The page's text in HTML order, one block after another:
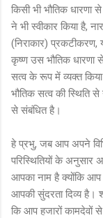
किसी भी भौतिक धारणा
ने भी स्वीकार किया है,
(निराकार) प्रकटीकरण,
कृष्ण उस भौतिक धारणा
सत्व के रूप में व्यक्त
भौतिक सत्व की स्थिति
से संबंधित है।
हे प्रभु, जब आप अपने
परिस्थितियों के
आपका नाम है क्योंकि आप
आपकी सुंदरता दिव्य है।
कि आप हजारों कामदेवों